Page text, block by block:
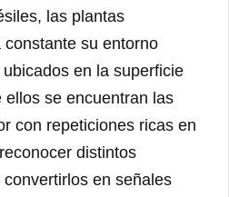
las plantas
su entorno
en la superficie
se encuentran las
con repeticiones ricas en
distintos
en señales